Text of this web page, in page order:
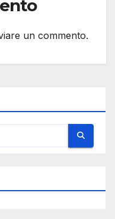
un commento.